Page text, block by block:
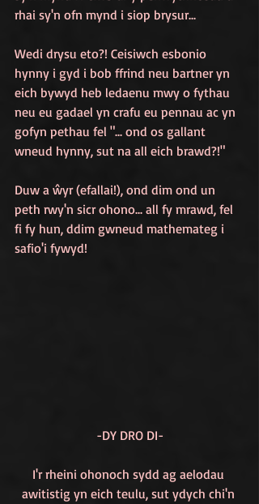
rhai sy'n ofn mynd i siop brysur...
Wedi drysu eto?! Ceisiwch esbonio
hynny i gyd i bob ffrind neu bartner yn
eich bywyd heb ledaenu mwy o fythau
neu eu gadael yn crafu eu pennau ac yn
gofyn pethau fel "... ond os gallant
wneud hynny, sut na all eich brawd?!"
Duw a ŵyr (efallai!), ond dim ond un
peth rwy'n sicr ohono... all fy mrawd, fel
fi fy hun, ddim gwneud mathemateg i
safio'i fywyd!
-DY DRO DI-
I'r rheini ohonoch sydd ag aelodau
awitistig yn eich teulu, sut ydych chi'n